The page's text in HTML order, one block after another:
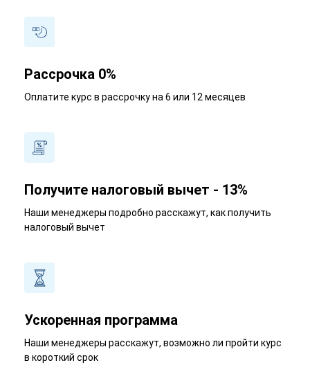
Рассрочка 0%
Оплатите курс в рассрочку на 6 или 12 месяцев
Получите налоговый вычет - 13%
Наши менеджеры подробно расскажут, как получить
налоговый вычет
Ускоренная программа
Наши менеджеры расскажут, возможно ли пройти курс
в короткий срок